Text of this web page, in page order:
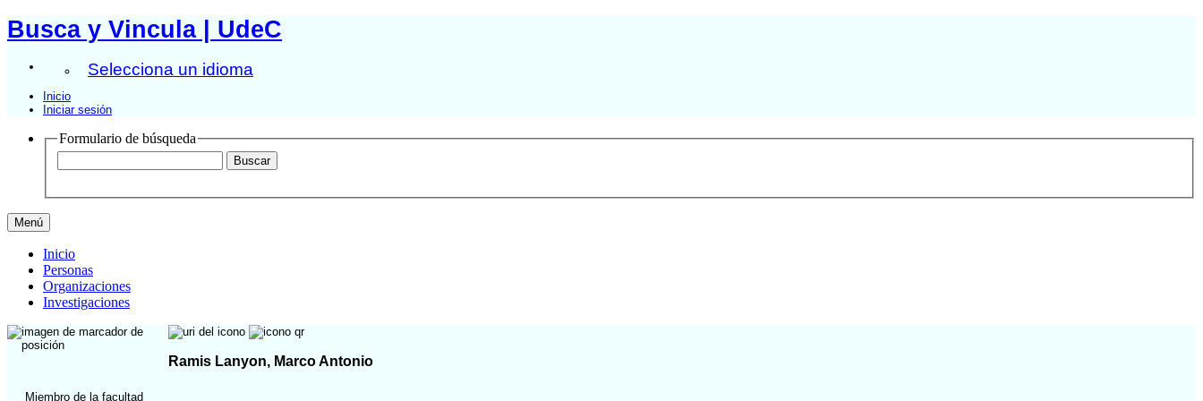
Busca y Vincula | UdeC
Selecciona un idioma
Inicio
Iniciar sesión
Formulario de búsqueda
Menú
Inicio
Personas
Organizaciones
Investigaciones
Ramis Lanyon, Marco Antonio
Miembro de la facultad